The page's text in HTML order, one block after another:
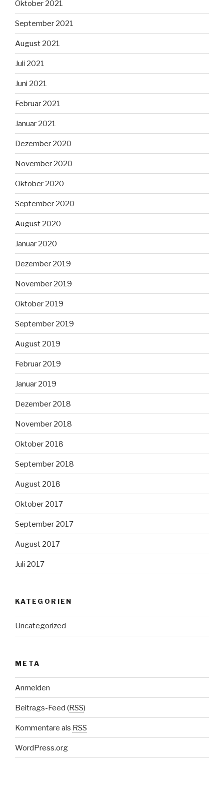
Oktober 2021
September 2021
August 2021
Juli 2021
Juni 2021
Februar 2021
Januar 2021
Dezember 2020
November 2020
Oktober 2020
September 2020
August 2020
Januar 2020
Dezember 2019
November 2019
Oktober 2019
September 2019
August 2019
Februar 2019
Januar 2019
Dezember 2018
November 2018
Oktober 2018
September 2018
August 2018
Oktober 2017
September 2017
August 2017
Juli 2017
KATEGORIEN
Uncategorized
META
Anmelden
Beitrags-Feed (RSS)
Kommentare als RSS
WordPress.org